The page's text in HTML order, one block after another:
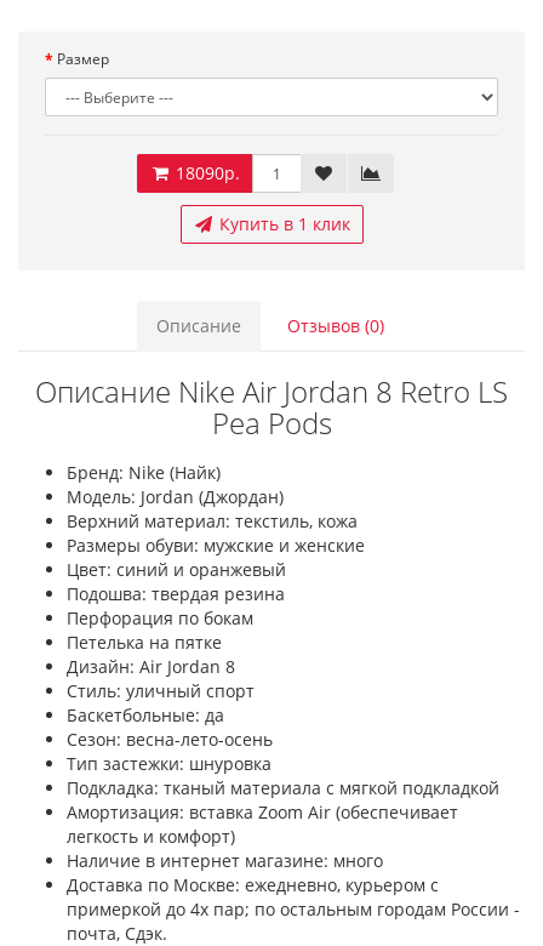
Размер
18090р.
Купить в 1 клик
Описание Отзывов (0)
Описание Nike Air Jordan 8 Retro LS
Pea Pods
Бренд: Nike (Найк)
Модель: Jordan (Джордан)
Верхний материал: текстиль, кожа
Размеры обуви: мужские и женские
Цвет: синий и оранжевый
Подошва: твердая резина
Перфорация по бокам
Петелька на пятке
Дизайн: Air Jordan 8
Стиль: уличный спорт
Баскетбольные: да
Сезон: весна-лето-осень
Тип застежки: шнуровка
Подкладка: тканый материала с мягкой подкладкой
Амортизация: вставка Zoom Air (обеспечивает
легкость и комфорт)
Наличие в интернет магазине: много
Доставка по Москве: ежедневно, курьером с
примеркой до 4х пар; по остальным городам России -
почта, Сдэк.